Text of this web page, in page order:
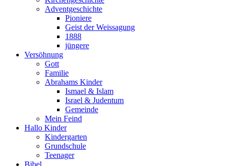
Adventgeschichte
Pioniere
Geist der Weissagung
1888
jüngere
Versöhnung
Gott
Familie
Abrahams Kinder
Ismael & Islam
Israel & Judentum
Gemeinde
Mein Feind
Hallo Kinder
Kindergarten
Grundschule
Teenager
Bibel